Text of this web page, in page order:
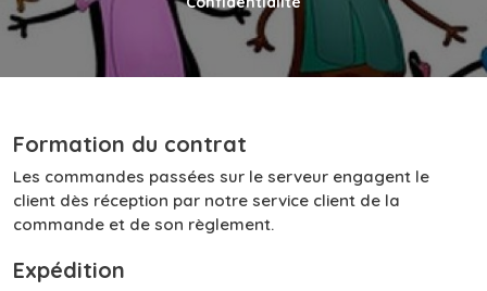
Formation du contrat
Les commandes passées sur le serveur engagent le
client dès réception par notre service client de la
commande et de son règlement.
Expédition